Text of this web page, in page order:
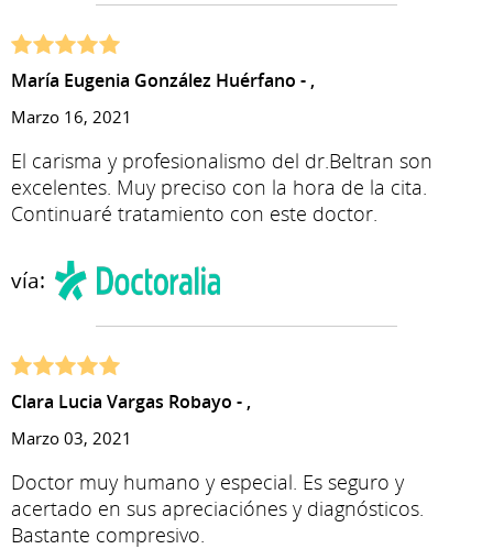
María Eugenia González Huérfano - ,
Marzo 16, 2021
El carisma y profesionalismo del dr.Beltran son
excelentes. Muy preciso con la hora de la cita.
Continuaré tratamiento con este doctor.
vía:
Clara Lucia Vargas Robayo - ,
Marzo 03, 2021
Doctor muy humano y especial. Es seguro y
acertado en sus apreciaciónes y diagnósticos.
Bastante compresivo.